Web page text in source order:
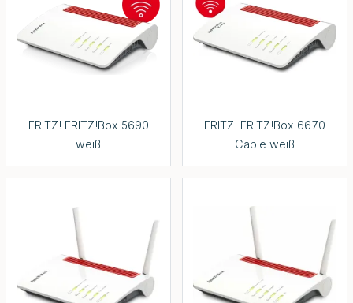
FRITZ! FRITZ!Box 5690
weiß
FRITZ! FRITZ!Box 6670
Cable weiß